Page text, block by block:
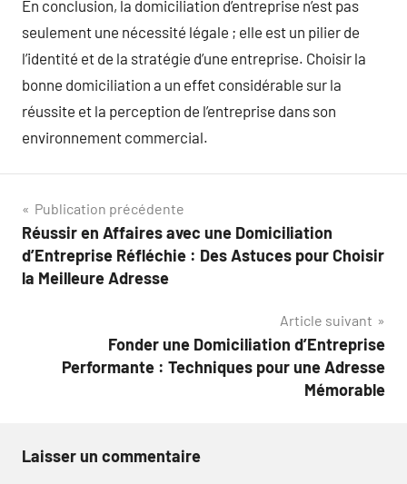
En conclusion, la domiciliation d’entreprise n’est pas
seulement une nécessité légale ; elle est un pilier de
l’identité et de la stratégie d’une entreprise. Choisir la
bonne domiciliation a un effet considérable sur la
réussite et la perception de l’entreprise dans son
environnement commercial.
Navigation
de
l’article
Publication précédente
Réussir en Affaires avec une Domiciliation
d’Entreprise Réfléchie : Des Astuces pour Choisir
la Meilleure Adresse
Article suivant
Fonder une Domiciliation d’Entreprise
Performante : Techniques pour une Adresse
Mémorable
Laisser un commentaire